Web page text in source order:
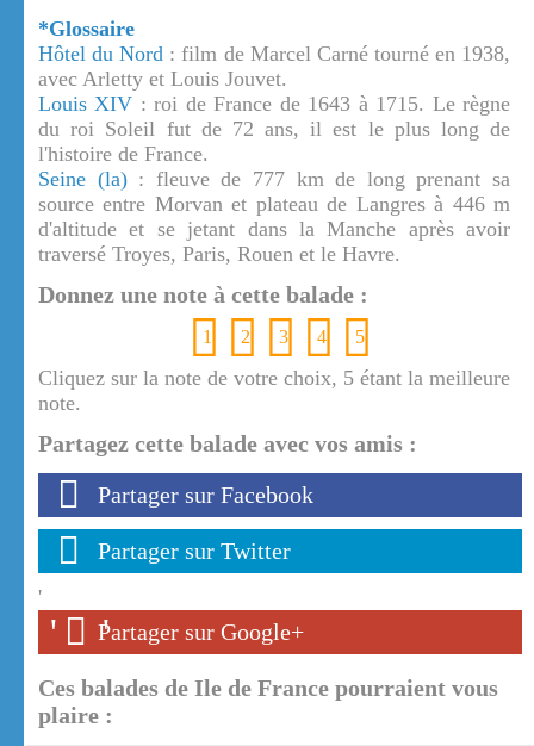
*Glossaire
Hôtel du Nord : film de Marcel Carné tourné en 1938,
avec Arletty et Louis Jouvet.
Louis XIV : roi de France de 1643 à 1715. Le règne
du roi Soleil fut de 72 ans, il est le plus long de
l'histoire de France.
Seine (la): fleuve de 777 km de long prenant sa
source entre Morvan et plateau de Langres à 446 m
d'altitude et se jetant dans la Manche après avoir
traversé Troyes, Paris, Rouen et le Havre.
Donnez une note à cette balade :
1 2 3 4 5
Cliquez sur la note de votre choix, 5 étant la meilleure
note.
Partagez cette balade avec vos amis :
Partager sur Facebook
Partager sur Twitter
'
' '
Partager sur Google+
Ces balades de Ile de France pourraient vous
plaire :